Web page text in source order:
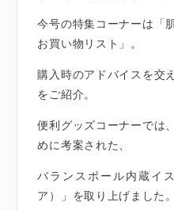
今号の特集コーナーは「
お買い物リスト」。
購入時のアドバイスを交
をご紹介。
便利グッズコーナーでは
めに考案された、
バランスボール内蔵イ
ア）」を取り上げました。